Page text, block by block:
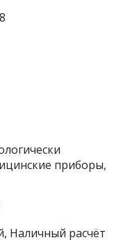
приборы,
Наличный расчёт